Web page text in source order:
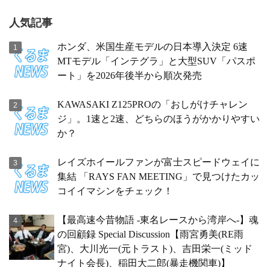
人気記事
ホンダ、米国生産モデルの日本導入決定 6速
MTモデル「インテグラ」と大型SUV「パスポ
ート」を2026年後半から順次発売
KAWASAKI Z125PROの「おしがけチャレン
ジ」。1速と2速、どちらのほうがかかりやすい
か？
レイズホイールファンが富士スピードウェイに
集結 「RAYS FAN MEETING」で見つけたカッ
コイイマシンをチェック！
【最高速今昔物語 -東名レースから湾岸へ-】魂
の回顧録 Special Discussion【雨宮勇美(RE雨
宮)、大川光一(元トラスト)、吉田栄一(ミッド
ナイト会長)、稲田大二郎(暴走機関車)】